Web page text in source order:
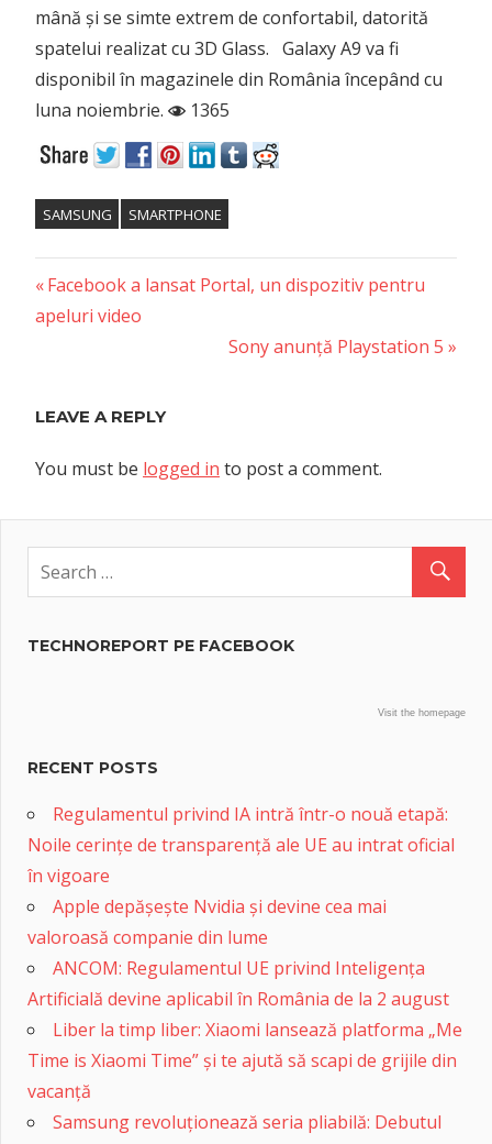
mână și se simte extrem de confortabil, datorită
spatelui realizat cu 3D Glass. Galaxy A9 va fi
disponibil în magazinele din România începând cu
luna noiembrie.
1365
SAMSUNG SMARTPHONE
Post
navigation
Previous
Post:
Facebook a lansat Portal, un dispozitiv pentru
apeluri video
Next
Sony anunță Playstation 5
LEAVE A REPLY
You must be logged in to post a comment.
TECHNOREPORT PE FACEBOOK
Visit the homepage
RECENT POSTS
Regulamentul privind IA intră într-o nouă etapă:
Noile cerințe de transparență ale UE au intrat oficial
în vigoare
Apple depășește Nvidia și devine cea mai
valoroasă companie din lume
ANCOM: Regulamentul UE privind Inteligența
Artificială devine aplicabil în România de la 2 august
Liber la timp liber: Xiaomi lansează platforma „Me
Time is Xiaomi Time” și te ajută să scapi de grijile din
vacanță
Samsung revoluționează seria pliabilă: Debutul